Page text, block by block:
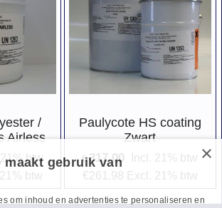
/
Airless
btw
btw
Paulycote HS coating
Zwart
€ 317.00
Incl. 21% btw
€261.98 Excl. 21% btw
maakt gebruik van
om inhoud en advertenties te personaliseren en